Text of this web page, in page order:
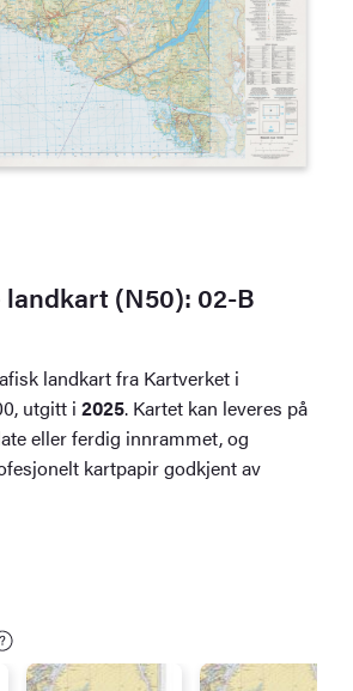
(N50): 02-B
landkart fra Kartverket i
utgitt i2025. Kartet kan leveres på
eller ferdig innrammet, og
kartpapir godkjent av